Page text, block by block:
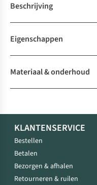
Beschrijving
Eigenschappen
Materiaal & onderhoud
KLANTENSERVICE
Bestellen
Betalen
Bezorgen & afhalen
Retourneren & ruilen